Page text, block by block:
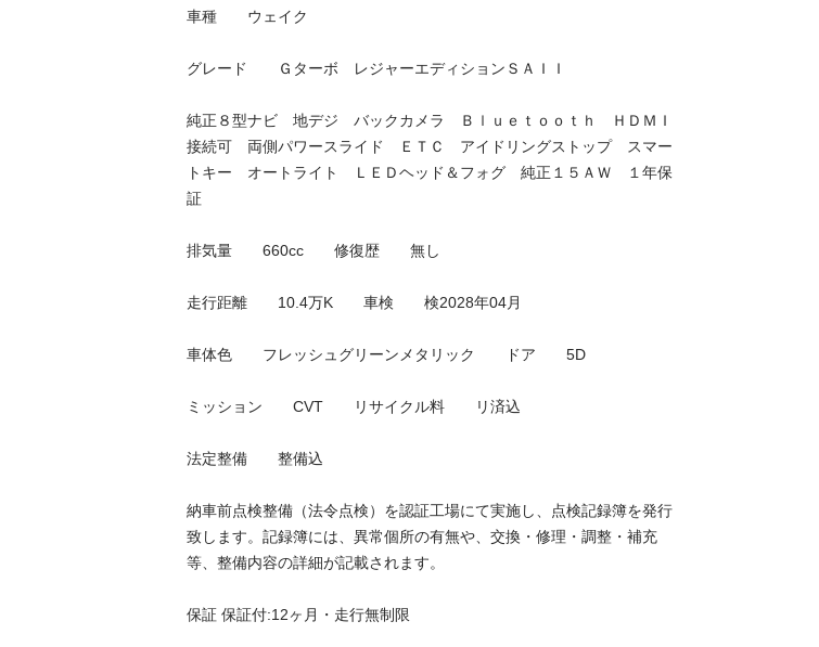
車種　　ウェイク
グレード　　Ｇターボ　レジャーエディションＳＡＩＩ
純正８型ナビ　地デジ　バックカメラ　Ｂｌｕｅｔｏｏｔｈ　ＨＤＭＩ
接続可　両側パワースライド　ＥＴＣ　アイドリングストップ　スマー
トキー　オートライト　ＬＥＤヘッド＆フォグ　純正１５ＡＷ　１年保
証
排気量　　660cc　　修復歴　　無し
走行距離　　10.4万K　　車検　　検2028年04月
車体色　　フレッシュグリーンメタリック　　ドア　　5D
ミッション　　CVT　　リサイクル料　　リ済込
法定整備　　整備込
納車前点検整備（法令点検）を認証工場にて実施し、点検記録簿を発行
致します。記録簿には、異常個所の有無や、交換・修理・調整・補充
等、整備内容の詳細が記載されます。
保証 保証付:12ヶ月・走行無制限